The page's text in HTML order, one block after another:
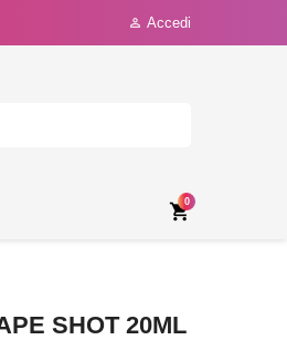
 Accedi

0
SHOT 20ML